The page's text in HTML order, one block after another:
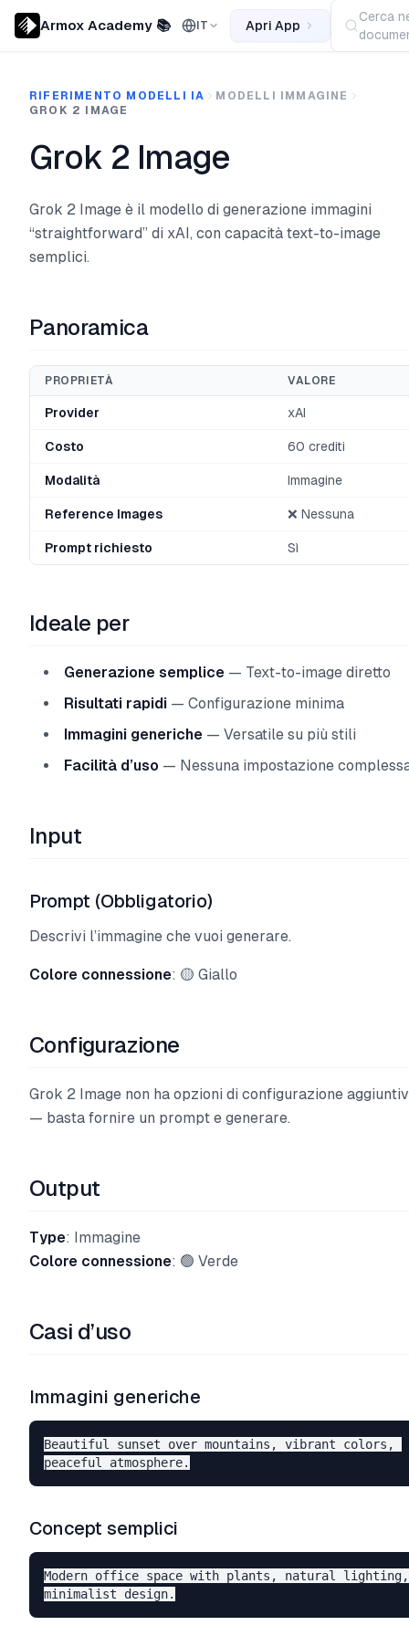
Armox Academy 📚 IT Apri App
Cerca
RIFERIMENTO MODELLI IA
MODELLI IMMAGINE
GROK 2 IMAGE
Grok 2 Image
Grok 2 Image è il modello di generazione immagini
“straightforward” di xAI, con capacità text-to-image
semplici.
Panoramica
PROPRIETÀ VALORE
Provider xAI
Costo 60 crediti
Modalità Immagine
Reference Images ❌ Nessuna
Prompt richiesto Sì
Ideale per
Generazione semplice — Text-to-image diretto
Risultati rapidi — Configurazione minima
Immagini generiche — Versatile su più stili
Facilità d’uso — Nessuna impostazione
Input
Prompt (Obbligatorio)
Descrivi l’immagine che vuoi generare.
Colore connessione: 🟡 Giallo
Configurazione
Grok 2 Image non ha opzioni di configurazione
— basta fornire un prompt e generare.
Output
Type: Immagine
Colore connessione: 🟢 Verde
Casi d’uso
Immagini generiche
Beautiful sunset over mountains, vibrant colors,
Concept semplici
Modern office space with plants, natural